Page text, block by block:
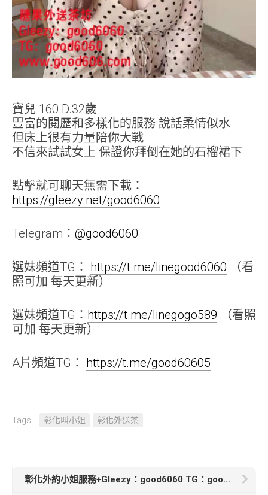
寶兒 160.D.32歲
豐富的閱歷和多樣化的服務 說話柔情似水
但床上很有力量陪你大戰
不信來試試女上 保證你拜倒在她的石榴裙下
點擊就可聊天無需下載：
https://gleezy.net/good6060
Telegram： @good6060
選妹頻道TG： https://t.me/linegood6060 （看
照可加 每天更新）
選妹頻道TG： https://t.me/linegogo589 （看照
可加 每天更新）
A片頻道TG： https://t.me/good60605
Tags: 彰化叫小姐 彰化外送茶
彰化外約小姐服務+Gleezy：good6060 TG：good6060【毛毛】162.C.21歲 清純可人